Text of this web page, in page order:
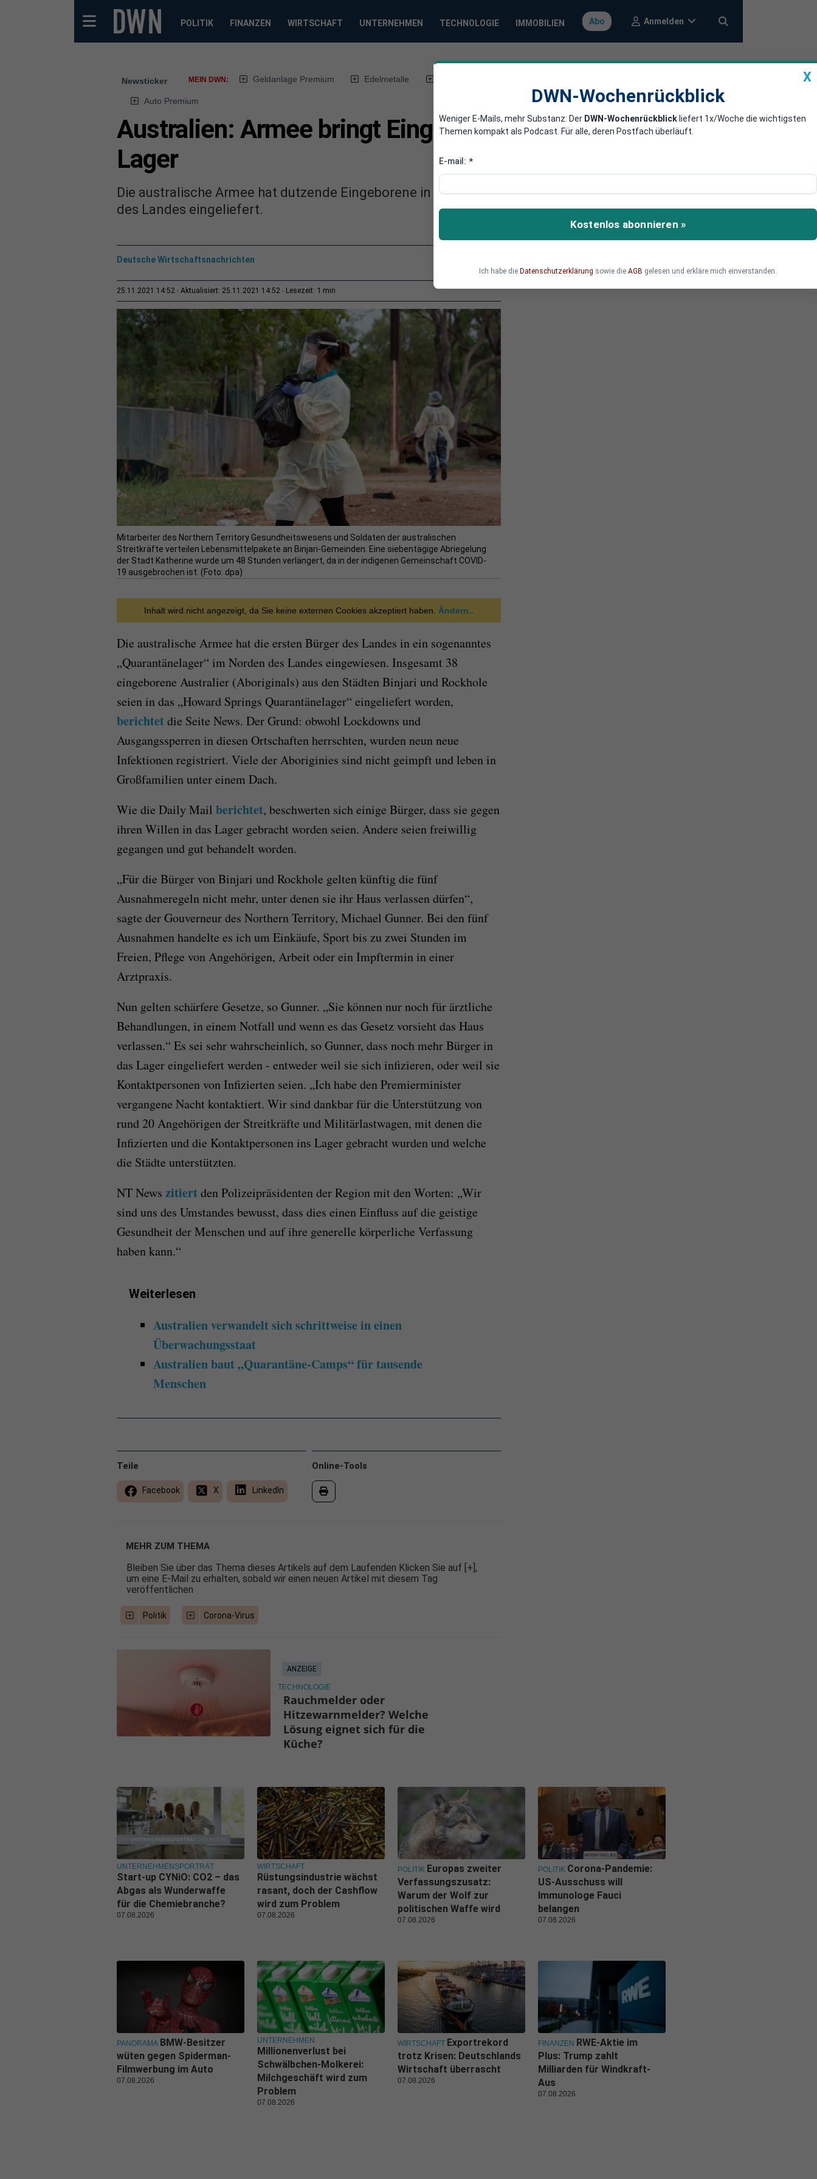
POLITIK FINANZEN WIRTSCHAFT UNTERNEHMEN TECHNOLOGIE IMMOBILIEN Abo Anmelden
Newsticker MEIN DWN: Geldanlage Premium Edelmetalle
Auto Premium
Australien: Armee bringt Eingeborene in Quarantäne-
Lager
Die australische Armee hat dutzende Eingeborene in ein bewachtes Quarantänelager im Norden
des Landes eingeliefert.
Deutsche Wirtschaftsnachrichten
25.11.2021 14:52 Aktualisiert: 25.11.2021 14:52 Lesezeit: 1 min
Mitarbeiter des Northern Territory Gesundheitswesens und Soldaten der australischen
Streitkräfte verteilen Lebensmittelpakete an Binjari-Gemeinden. Eine siebentägige Abriegelung
der Stadt Katherine wurde um 48 Stunden verlängert, da in der indigenen Gemeinschaft COVID-
19 ausgebrochen ist. (Foto: dpa)
Inhalt wird nicht angezeigt, da Sie keine externen Cookies akzeptiert haben. Ändern..
Die australische Armee hat die ersten Bürger des Landes in ein sogenanntes
„Quarantänelager“ im Norden des Landes eingewiesen. Insgesamt 38
eingeborene Australier (Aboriginals) aus den Städten Binjari und Rockhole
seien in das „Howard Springs Quarantänelager“ eingeliefert worden,
berichtet die Seite News. Der Grund: obwohl Lockdowns und
Ausgangssperren in diesen Ortschaften herrschten, wurden neun neue
Infektionen registriert. Viele der Aboriginies sind nicht geimpft und leben in
Großfamilien unter einem Dach.
Wie die Daily Mail berichtet, beschwerten sich einige Bürger, dass sie gegen
ihren Willen in das Lager gebracht worden seien. Andere seien freiwillig
gegangen und gut behandelt worden.
„Für die Bürger von Binjari und Rockhole gelten künftig die fünf
Ausnahmeregeln nicht mehr, unter denen sie ihr Haus verlassen dürfen“,
sagte der Gouverneur des Northern Territory, Michael Gunner. Bei den fünf
Ausnahmen handelte es ich um Einkäufe, Sport bis zu zwei Stunden im
Freien, Pflege von Angehörigen, Arbeit oder ein Impftermin in einer
Arztpraxis.
Nun gelten schärfere Gesetze, so Gunner. „Sie können nur noch für ärztliche
Behandlungen, in einem Notfall und wenn es das Gesetz vorsieht das Haus
verlassen.“ Es sei sehr wahrscheinlich, so Gunner, dass noch mehr Bürger in
das Lager eingeliefert werden - entweder weil sie sich infizieren, oder weil sie
Kontaktpersonen von Infizierten seien. „Ich habe den Premierminister
vergangene Nacht kontaktiert. Wir sind dankbar für die Unterstützung von
rund 20 Angehörigen der Streitkräfte und Militärlastwagen, mit denen die
Infizierten und die Kontaktpersonen ins Lager gebracht wurden und welche
die Städte unterstützten.
NT News zitiert den Polizeipräsidenten der Region mit den Worten: „Wir
sind uns des Umstandes bewusst, dass dies einen Einfluss auf die geistige
Gesundheit der Menschen und auf ihre generelle körperliche Verfassung
haben kann.“
Weiterlesen
Australien verwandelt sich schrittweise in einen
Überwachungsstaat
Australien baut „Quarantäne-Camps“ für tausende
Menschen
Online-Tools
Teile
Facebook X LinkedIn
MEHR ZUM THEMA
Bleiben Sie über das Thema dieses Artikels auf dem Laufenden Klicken Sie auf [+],
um eine E-Mail zu erhalten, sobald wir einen neuen Artikel mit diesem Tag
veröffentlichen
Politik Corona-Virus
ANZEIGE
TECHNOLOGIE
Rauchmelder oder
Hitzewarnmelder? Welche
Lösung eignet sich für die
Küche?
X
DWN-Wochenrückblick
Weniger E-Mails, mehr Substanz: Der DWN-Wochenrückblick liefert 1x/Woche die wichtigsten
Themen kompakt als Podcast. Für alle, deren Postfach überläuft.
E-mail: *
Kostenlos abonnieren »
Ich habe die Datenschutzerklärung sowie die AGB gelesen und erkläre mich einverstanden.
UNTERNEHMENSPORTRÄT
Start-up CYNiO: CO2 – das
Abgas als Wunderwaffe
für die Chemiebranche?
07.08.2026
WIRTSCHAFT
Rüstungsindustrie wächst
rasant, doch der Cashflow
wird zum Problem
07.08.2026
POLITIK Europas zweiter
Verfassungszusatz:
Warum der Wolf zur
politischen Waffe wird
07.08.2026
POLITIK Corona-Pandemie:
US-Ausschuss will
Immunologe Fauci
belangen
07.08.2026
PANORAMA BMW-Besitzer
wüten gegen Spiderman-
Filmwerbung im Auto
07.08.2026
UNTERNEHMEN
Millionenverlust bei
Schwälbchen-Molkerei:
Milchgeschäft wird zum
Problem
07.08.2026
WIRTSCHAFT Exportrekord
trotz Krisen: Deutschlands
Wirtschaft überrascht
07.08.2026
FINANZEN RWE-Aktie im
Plus: Trump zahlt
Milliarden für Windkraft-
Aus
07.08.2026